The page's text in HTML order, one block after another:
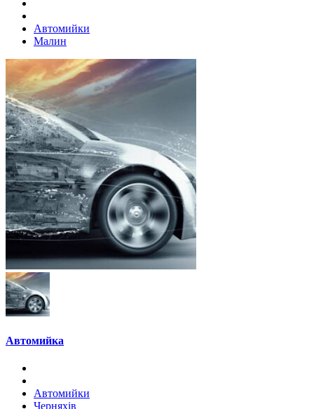
Автомийки
Малин
Автомийка
Автомийки
Черняхів